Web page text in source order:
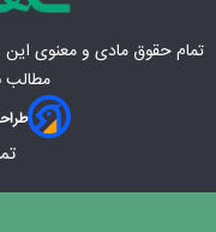
تمام حقوق مادی‌ و معنوی
مطالب